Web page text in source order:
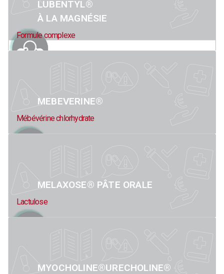
LUBENTYL®
À LA MAGNÉSIE
Formule complexe
MEBEVERINE®
Mébévérine chlorhydrate
MELAXOSE® PÂTE ORALE
Lactulose
MYOCHOLINE®URECHOLINE®